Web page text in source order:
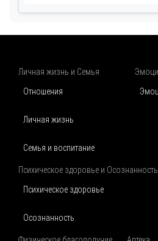
Личная жизнь и Семья
Отношения
Личная жизнь
Семья и воспитание
Психическое здоровье и Осознанность
Психическое здоровье
Осознанность